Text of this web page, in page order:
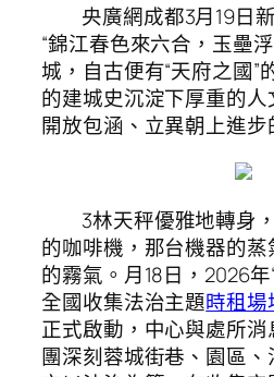
央廣網成都3月19日
“錦江春色來六合，玉壘
城，自古便有“天府之國”
的建城史沉淀下厚重的
開放包涵、立異朝上進步
3林天秤優雅地轉身
的咖啡機，那台機器的
的霧氣。月18日，2026年
全國收集法治主題時租場
正式啟動，中心與處所
團深刻蓉城街巷、園區